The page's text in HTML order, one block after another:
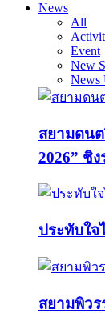
News
All
Event
New
News
สยามดนต
2026” ชิ
ประทับใจ
สยามพิว